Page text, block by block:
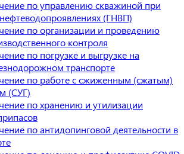
по управлению скважиной при
(ГНВП)
по организации и проведению
контроля
по погрузке и выгрузке на
транспорте
по работе с сжиженным (сжатым)
(СУГ)
по хранению и утилизации
по антидопинговой деятельности в